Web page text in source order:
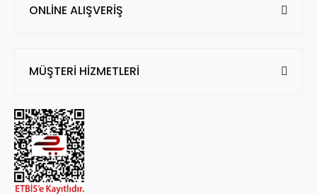
ONLİNE ALIŞVERİŞ
MÜŞTERİ HİZMETLERİ